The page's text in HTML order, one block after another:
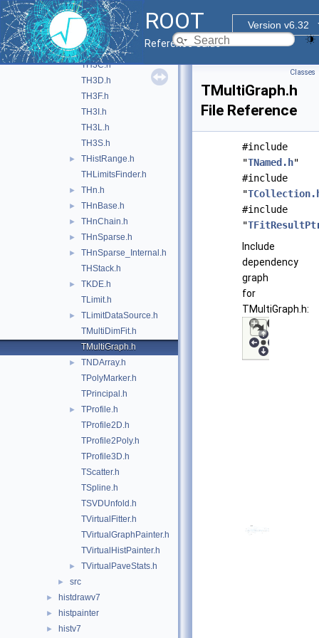
ROOT
Version v6.32
Reference Guide
TH2L.h
TH2Poly.h
TH2S.h
TH3.h
TH3C.h
TH3D.h
TH3F.h
TH3I.h
TH3L.h
TH3S.h
►
THistRange.h
THLimitsFinder.h
► THn.h
► THnBase.h
► THnChain.h
► THnSparse.h
►
THnSparse_Internal.h
THStack.h
►
TKDE.h
TLimit.h
►
TLimitDataSource.h
TMultiDimFit.h
TMultiGraph.h
►
TNDArray.h
TPolyMarker.h
TPrincipal.h
►
TProfile.h
TProfile2D.h
TProfile2Poly.h
TProfile3D.h
TScatter.h
TSpline.h
TSVDUnfold.h
TVirtualFitter.h
TVirtualGraphPainter.h
TVirtualHistPainter.h
► TVirtualPaveStats.h
► src
► histdrawv7
► histpainter
► histv7
Classes
TMultiGraph.h
File Reference
#include
"TNamed.h"
#include
"
#include
"
Include
dependency
graph
for
TMultiGraph.h: